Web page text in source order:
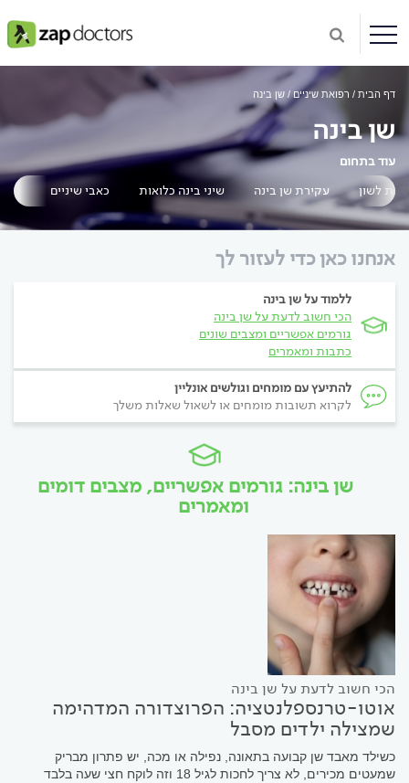
דף הבית רפואת שיניים שן בינה
שן בינה
עוד בתחום
לשון
עקירת שן בינה שיני בינה כלואות כאבי שיניים
אנחנו כאן כדי לעזור לך
ללמוד על שן בינה
הכי חשוב לדעת על שן בינה
גורמים אפשריים ומצבים שונים
כתבות ומאמרים
להתיעץ עם מומחים וגולשים אונליין
לקרוא תשובות מומחים או לשאול שאלות משלך
שן בינה: גורמים אפשריים, מצבים דומים
ומאמרים
הכי חשוב לדעת על שן בינה
אוטו-טרנספלנטציה: הפרוצדורה המדהימה
שמצילה ילדים מסבל
כשילד מאבד שן קבועה בתאונה, נפילה או מכה, יש פתרון מבריק
שמעטים מכירים, לא צריך לחכות לגיל 18 וזה לוקח חצי שעה בלבד